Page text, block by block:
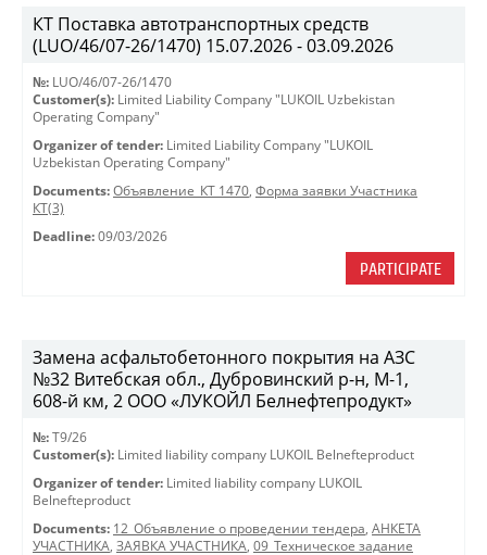
КТ Поставка автотранспортных средств
(LUO/46/07-26/1470) 15.07.2026 - 03.09.2026
№: LUO/46/07-26/1470
Customer(s): Limited Liability Company "LUKOIL Uzbekistan
Operating Company"
Organizer of tender: Limited Liability Company "LUKOIL
Uzbekistan Operating Company"
Documents: Объявление_КТ 1470, Форма заявки Участника
КТ(3)
Deadline: 09/03/2026
PARTICIPATE
Замена асфальтобетонного покрытия на АЗС
№32 Витебская обл., Дубровинский р-н, М-1,
608-й км, 2 ООО «ЛУКОЙЛ Белнефтепродукт»
№: T9/26
Customer(s): Limited liability company LUKOIL Belnefteproduct
Organizer of tender: Limited liability company LUKOIL
Belnefteproduct
Documents: 12_Объявление о проведении тендера, АНКЕТА
УЧАСТНИКА, ЗАЯВКА УЧАСТНИКА, 09_Техническое задание